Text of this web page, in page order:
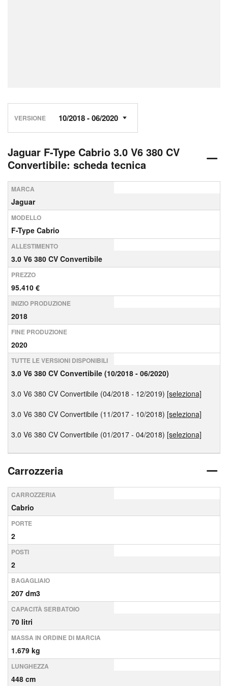
VERSIONE
Jaguar F-Type Cabrio 3.0 V6 380 CV
Convertibile: scheda tecnica
MARCA
Jaguar
MODELLO
F-Type Cabrio
ALLESTIMENTO
3.0 V6 380 CV Convertibile
PREZZO
95.410 €
INIZIO PRODUZIONE
2018
FINE PRODUZIONE
2020
TUTTE LE VERSIONI DISPONIBILI
3.0 V6 380 CV Convertibile (10/2018 - 06/2020)
3.0 V6 380 CV Convertibile (04/2018 - 12/2019) [seleziona]
3.0 V6 380 CV Convertibile (11/2017 - 10/2018) [seleziona]
3.0 V6 380 CV Convertibile (01/2017 - 04/2018) [seleziona]
Carrozzeria
CARROZZERIA
Cabrio
PORTE
2
POSTI
2
BAGAGLIAIO
207 dm3
CAPACITÀ SERBATOIO
70 litri
MASSA IN ORDINE DI MARCIA
1.679 kg
LUNGHEZZA
448 cm